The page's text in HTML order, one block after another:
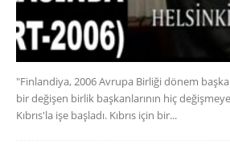
"Finlandiya, 2006 Avrupa Birliği dönem
bir değişen birlik başkanlarının hiç
Kıbrıs'la işe başladı. Kıbrıs için bir...